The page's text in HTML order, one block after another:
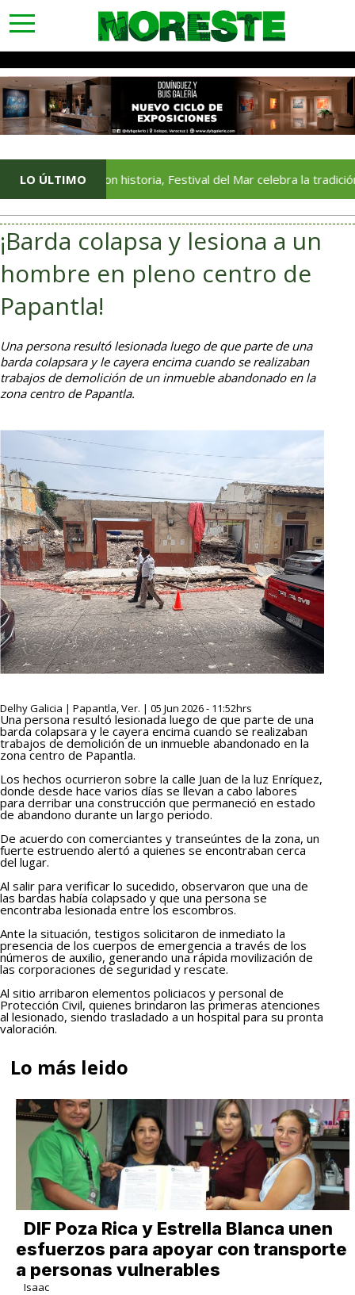
toggle
navigation
LO ÚLTIMO
con historia, Festival del Mar celebra la tradición del popo
¡Barda colapsa y lesiona a un
hombre en pleno centro de
Papantla!
Una persona resultó lesionada luego de que parte de una
barda colapsara y le cayera encima cuando se realizaban
trabajos de demolición de un inmueble abandonado en la
zona centro de Papantla.
Delhy Galicia | Papantla, Ver. | 05 Jun 2026 - 11:52hrs
Una persona resultó lesionada luego de que parte de una
barda colapsara y le cayera encima cuando se realizaban
trabajos de demolición de un inmueble abandonado en la
zona centro de Papantla.
Los hechos ocurrieron sobre la calle Juan de la luz Enríquez,
donde desde hace varios días se llevan a cabo labores
para derribar una construcción que permaneció en estado
de abandono durante un largo periodo.
De acuerdo con comerciantes y transeúntes de la zona, un
fuerte estruendo alertó a quienes se encontraban cerca
del lugar.
Al salir para verificar lo sucedido, observaron que una de
las bardas había colapsado y que una persona se
encontraba lesionada entre los escombros.
Ante la situación, testigos solicitaron de inmediato la
presencia de los cuerpos de emergencia a través de los
números de auxilio, generando una rápida movilización de
las corporaciones de seguridad y rescate.
Al sitio arribaron elementos policiacos y personal de
Protección Civil, quienes brindaron las primeras atenciones
al lesionado, siendo trasladado a un hospital para su pronta
valoración.
Lo más leido
DIF Poza Rica y Estrella Blanca unen
esfuerzos para apoyar con transporte
a personas vulnerables
Isaac